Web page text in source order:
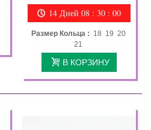
14 Дней 08 : 29 : 58
Размер Кольца : 18 19 20
21
В КОРЗИНУ